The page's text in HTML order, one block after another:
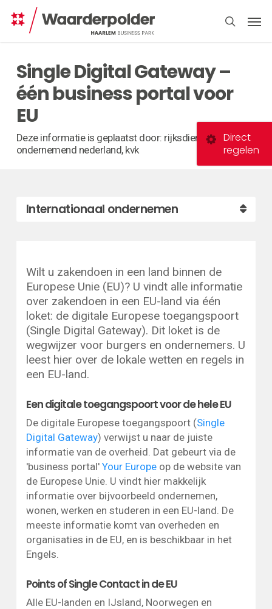
search
Single Digital Gateway –
één business portal voor
EU
Deze informatie is geplaatst door: rijksdienst voor
ondernemend nederland, kvk
Internationaal ondernemen
Wilt u zakendoen in een land binnen de
Europese Unie (EU)? U vindt alle informatie
over zakendoen in een EU-land via één
loket: de digitale Europese toegangspoort
(Single Digital Gateway). Dit loket is de
wegwijzer voor burgers en ondernemers. U
leest hier over de lokale wetten en regels in
een EU-land.
Een digitale toegangspoort voor de hele EU
De digitale Europese toegangspoort (Single
Digital Gateway) verwijst u naar de juiste
informatie van de overheid. Dat gebeurt via de
'business portal' Your Europeop de website van
de Europese Unie. U vindt hier makkelijk
informatie over bijvoorbeeld ondernemen,
wonen, werken en studeren in een EU-land. De
meeste informatie komt van overheden en
organisaties in de EU, en is beschikbaar in het
Engels.
Points of Single Contact in de EU
Alle EU-landen en IJsland, Noorwegen en
Direct
regelen